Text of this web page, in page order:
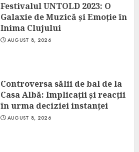
Festivalul UNTOLD 2023: O
Galaxie de Muzică și Emoție în
Inima Clujului
AUGUST 8, 2026
Controversa sălii de bal de la
Casa Albă: Implicații și reacții
în urma deciziei instanței
AUGUST 8, 2026